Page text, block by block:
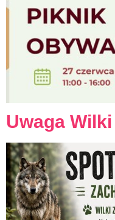
Uwaga Wilki